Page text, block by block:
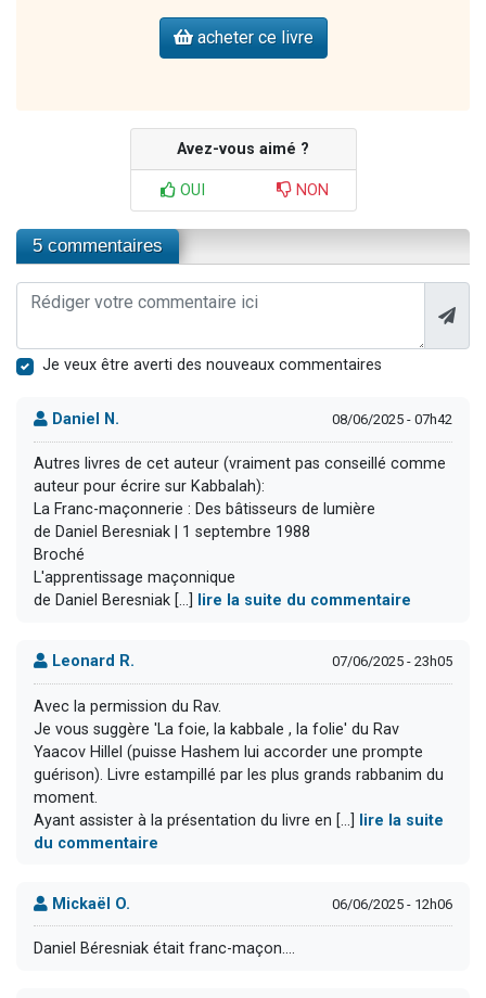
acheter ce livre
Avez-vous aimé ?
OUI NON
5 commentaires
Je veux être averti des nouveaux commentaires
Daniel N. 08/06/2025 - 07h42
Autres livres de cet auteur (vraiment pas conseillé comme
auteur pour écrire sur Kabbalah):
La Franc-maçonnerie : Des bâtisseurs de lumière
de Daniel Beresniak | 1 septembre 1988
Broché
L'apprentissage maçonnique
de Daniel Beresniak [...]
lire la suite du commentaire
Leonard R. 07/06/2025 - 23h05
Avec la permission du Rav.
Je vous suggère 'La foie, la kabbale , la folie' du Rav
Yaacov Hillel (puisse Hashem lui accorder une prompte
guérison). Livre estampillé par les plus grands rabbanim du
moment.
Ayant assister à la présentation du livre en [...]
lire la suite
du commentaire
Mickaël O. 06/06/2025 - 12h06
Daniel Béresniak était franc-maçon....